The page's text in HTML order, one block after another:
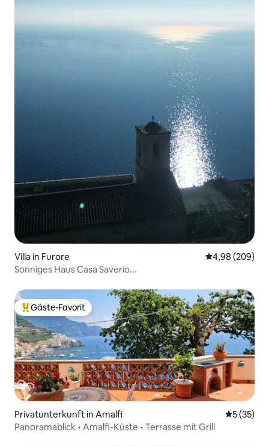
Villa in Furore
4,98 (209)
Sonniges Haus Casa Saverio...
Beliebter Gäste-Favorit.
Gäste-Favorit
Privatunterkunft in Amalfi
5 (35)
Panoramablick • Amalfi-Küste • Terrasse mit Grill